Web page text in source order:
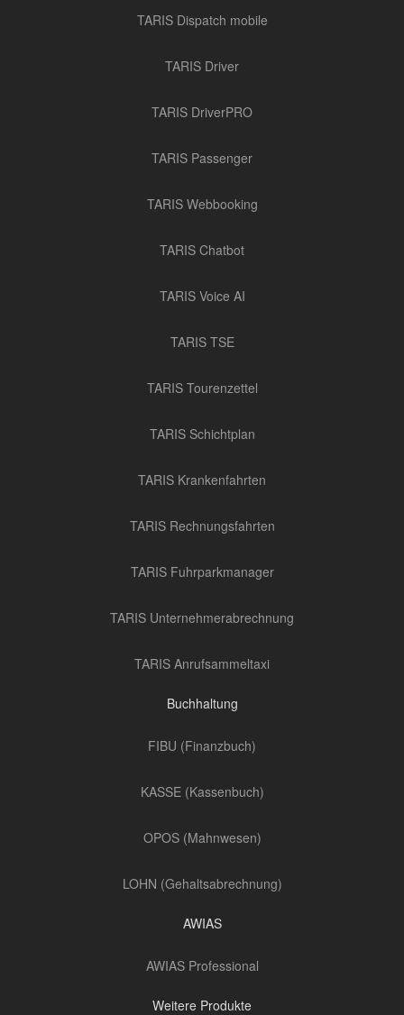
TARIS Dispatch mobile
TARIS Driver
TARIS DriverPRO
TARIS Passenger
TARIS Webbooking
TARIS Chatbot
TARIS Voice AI
TARIS TSE
TARIS Tourenzettel
TARIS Schichtplan
TARIS Krankenfahrten
TARIS Rechnungsfahrten
TARIS Fuhrparkmanager
TARIS Unternehmerabrechnung
TARIS Anrufsammeltaxi
Buchhaltung
FIBU (Finanzbuch)
KASSE (Kassenbuch)
OPOS (Mahnwesen)
LOHN (Gehaltsabrechnung)
AWIAS
AWIAS Professional
Weitere Produkte